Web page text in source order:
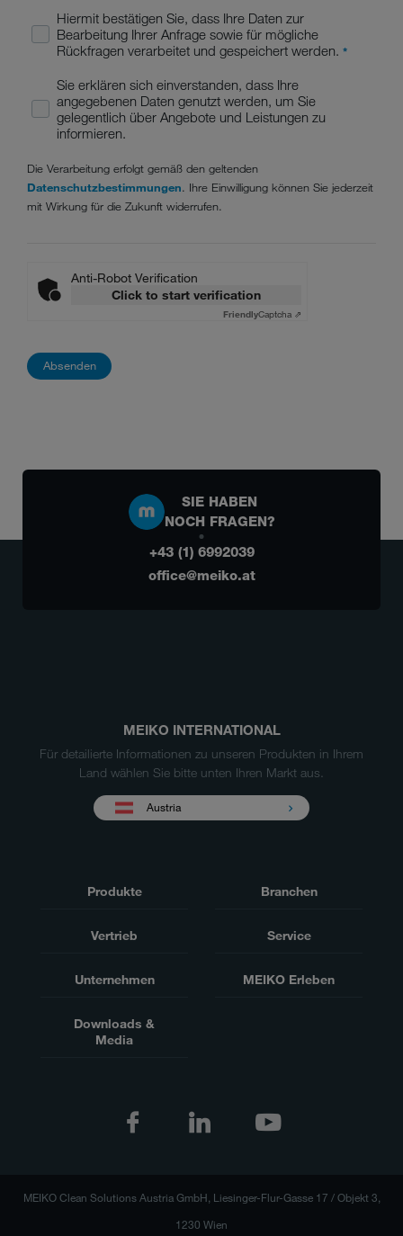
Hiermit bestätigen Sie, dass Ihre Daten zur
Bearbeitung Ihrer Anfrage sowie für mögliche
Rückfragen verarbeitet und gespeichert werden. *
Sie erklären sich einverstanden, dass Ihre
angegebenen Daten genutzt werden, um Sie
gelegentlich über Angebote und Leistungen zu
informieren.
Die Verarbeitung erfolgt gemäß den geltenden
Datenschutzbestimmungen. Ihre Einwilligung können Sie jederzeit
mit Wirkung für die Zukunft widerrufen.
Anti-Robot Verification
Click to start verification
FriendlyCaptcha ⇗
Absenden
SIE HABEN
NOCH FRAGEN?
+43 (1) 6992039
office@meiko.at
MEIKO INTERNATIONAL
Für detailierte Informationen zu unseren Produkten in Ihrem
Land wählen Sie bitte unten Ihren Markt aus.
Austria
Produkte Branchen
Vertrieb Service
Unternehmen MEIKO Erleben
Downloads &
Media
MEIKO Clean Solutions Austria GmbH, Liesinger-Flur-Gasse 17 / Objekt 3,
1230 Wien